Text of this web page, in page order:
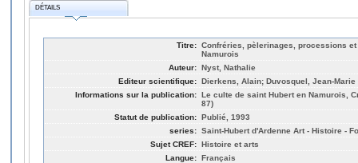
DÉTAILS
Titre: Confréries, pèlerinages, processions
Namurois
Auteur: Nyst, Nathalie
Editeur scientifique: Dierkens, Alain; Duvosquel, Jean-Marie
Informations sur la publication: Le culte de saint Hubert en Namurois,
87)
Statut de publication: Publié, 1993
series: Saint-Hubert d'Ardenne Art - Histoire -
Sujet CREF: Histoire et arts
Langue: Français